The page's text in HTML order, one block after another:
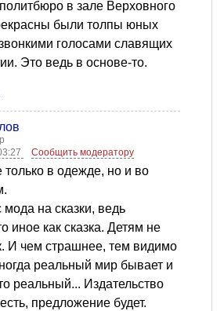
в зале Верховного
были толпы юных
голосами славящих
Это ведь в основе-то.
Сообщить модератору
только в одежде, но и во
на сказки, ведь
иное как сказка. Детям не
И чем страшнее, тем видимо
реальный мир бывает и
реальный... Издательство
предложение будет.